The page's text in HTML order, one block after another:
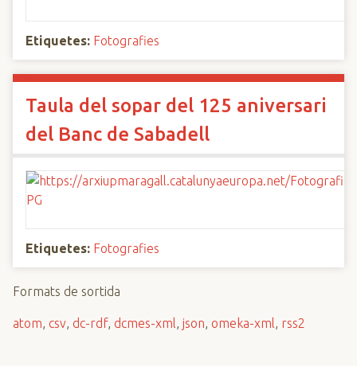
Etiquetes: Fotografies
Taula del sopar del 125 aniversari
del Banc de Sabadell
Etiquetes: Fotografies
Formats de sortida
atom, csv, dc-rdf, dcmes-xml, json, omeka-xml, rss2